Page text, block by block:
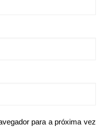
para a próxima vez